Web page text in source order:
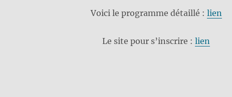
Voici le programme détaillé : lien
Le site pour s’inscrire :lien